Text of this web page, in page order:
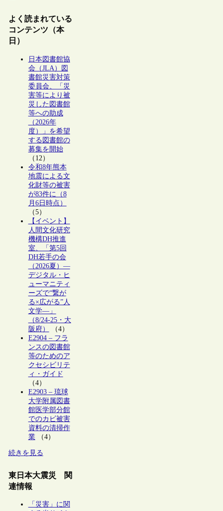
よく読まれている
コンテンツ（本
日）
日本図書館協
会（JLA）図
書館災害対策
委員会、「災
害等により被
災した図書館
等への助成
（2026年
度）」を希望
する図書館の
募集を開始
（12）
令和8年熊本
地震による文
化財等の被害
が83件に（8
月6日時点）
（5）
【イベント】
人間文化研究
機構DH推進
室、「第5回
DH若手の会
（2026夏）―
デジタル・ヒ
ューマニティ
ーズで“繋が
る×広がる”人
文学―」
（8/24-25・大
阪府）
（4）
E2904 – フラ
ンスの図書館
等のためのア
クセシビリテ
ィ・ガイド
（4）
E2903 – 琉球
大学附属図書
館医学部分館
でのカビ被害
資料の清掃作
業（4）
続きを見る
東日本大震災 関
連情報
「災害」に関